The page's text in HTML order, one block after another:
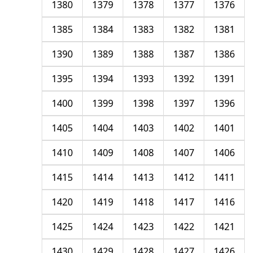
1376
1377
1378
1379
1380
1381
1382
1383
1384
1385
1386
1387
1388
1389
1390
1391
1392
1393
1394
1395
1396
1397
1398
1399
1400
1401
1402
1403
1404
1405
1406
1407
1408
1409
1410
1411
1412
1413
1414
1415
1416
1417
1418
1419
1420
1421
1422
1423
1424
1425